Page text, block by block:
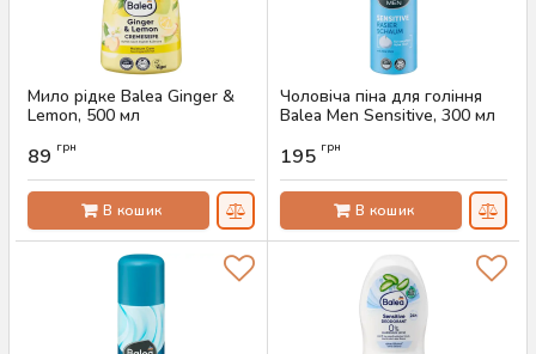
Мило рідке Balea Ginger &
Lemon, 500 мл
89 грн
В кошик
Чоловіча піна для гоління
Balea Men Sensitive, 300 мл
195 грн
В кошик